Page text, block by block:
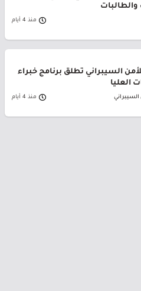
والطالبات
منذ 4 أيام
السيبراني تطلق برنامج خبراء
العليا
السيبراني منذ 4 أيام